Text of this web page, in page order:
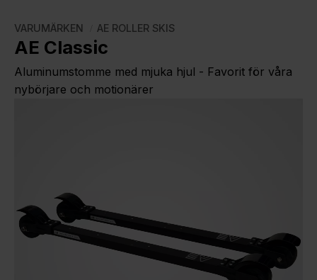
VARUMÄRKEN AE ROLLER SKIS
AE Classic
Aluminumstomme med mjuka hjul - Favorit för våra
nybörjare och motionärer